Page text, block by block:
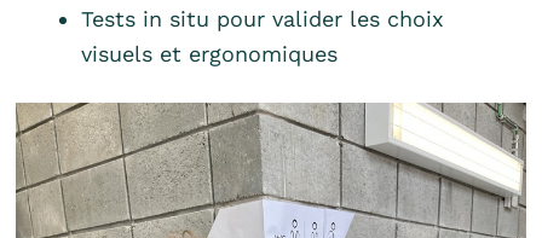
Tests in situ pour valider les choix
visuels et ergonomiques